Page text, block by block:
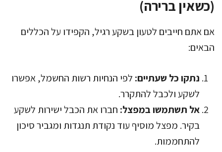
(כשאין ברירה)
אם אתם חייבים לטעון בשקע רגיל, הקפידו על הכללים
הבאים:
נתקו כל שעתיים: לפי הנחיות רשות החשמל, אפשרו
לשקע ולכבל להתקרר.
אל תשתמשו במפצל: חברו את הכבל ישירות לשקע
בקיר. מפצל מוסיף עוד נקודת תנגדות ומגביר סיכון
להתחממות.